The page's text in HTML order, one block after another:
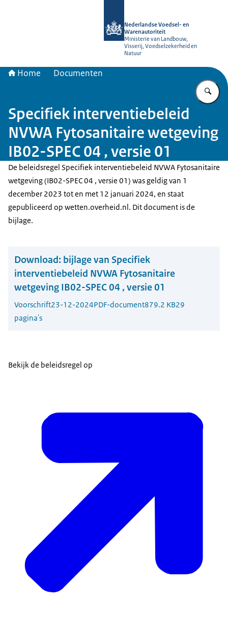
Nederlandse Voedsel- en
Warenautoriteit
Ministerie van Landbouw,
Visserij, Voedselzekerheid en
Natuur
Home Documenten
Specifiek interventiebeleid
NVWA Fytosanitaire wetgeving
IB02-SPEC 04 , versie 01
De beleidsregel Specifiek interventiebeleid NVWA Fytosanitaire
wetgeving (IB02-SPEC 04 , versie 01) was geldig van 1
december 2023 tot en met 12 januari 2024, en staat
gepubliceerd op wetten.overheid.nl. Dit document is de
bijlage.
Download: bijlage van Specifiek
interventiebeleid NVWA Fytosanitaire
wetgeving IB02-SPEC 04 , versie 01
Voorschrift23-12-2024PDF-document879.2 KB29
pagina's
Bekijk de beleidsregel op